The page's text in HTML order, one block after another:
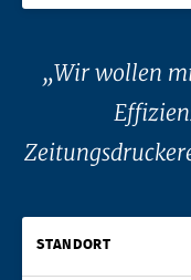
Wir wollen
STANDORT